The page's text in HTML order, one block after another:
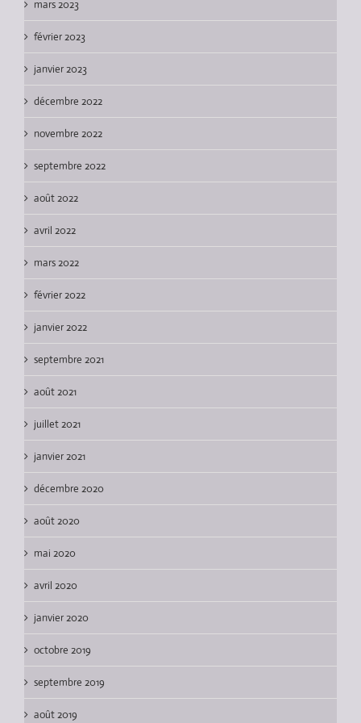
mars 2023
février 2023
janvier 2023
décembre 2022
novembre 2022
septembre 2022
août 2022
avril 2022
mars 2022
février 2022
janvier 2022
septembre 2021
août 2021
juillet 2021
janvier 2021
décembre 2020
août 2020
mai 2020
avril 2020
janvier 2020
octobre 2019
septembre 2019
août 2019